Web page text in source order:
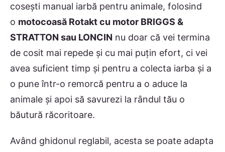
coseşti manual iarbă pentru animale, folosind
o motocoasă Rotakt cu motor BRIGGS &
STRATTON sau LONCIN nu doar că vei termina
de cosit mai repede şi cu mai puţin efort, ci vei
avea suficient timp şi pentru a colecta iarba şi a
o pune într-o remorcă pentru a o aduce la
animale şi apoi să savurezi la rândul tău o
băutură răcoritoare.
Având ghidonul reglabil, acesta se poate adapta